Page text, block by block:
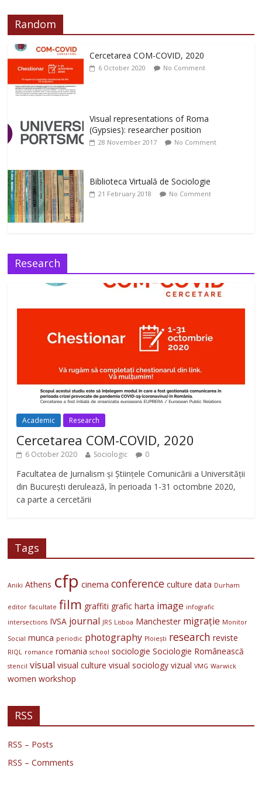
Random
Cercetarea COM-COVID, 2020
6 October 2020 No Comment
Visual representations of Roma
(Gypsies): researcher position
28 November 2017 No Comment
Biblioteca Virtuală de Sociologie
21 February 2018 No Comment
Research
Academic Research
Cercetarea COM-COVID, 2020
6 October 2020 Sociologic 0
Facultatea de Jurnalism și Științele Comunicării a Universității
din București derulează, în perioada 1-31 octombrie 2020,
ca parte a cercetării
Tags
Aniki Athens cfp cinema conference culture data Durham
editor facultate film graffiti grafic harta image infografic
intersections IVSA journal JRS Lisboa Manchester migrație Monitor
Social munca periodic photography Ploiești research reviste
RIQL romance romania school sociologie Sociologie Românească
stencil visual visual culture visual sociology vizual VMG Warwick
women workshop
RSS
RSS – Posts
RSS – Comments